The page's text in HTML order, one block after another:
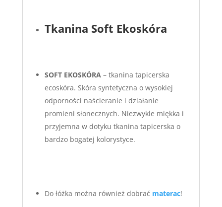
Tkanina Soft Ekoskóra
SOFT EKOSKÓRA– tkanina tapicerska
ecoskóra. Skóra syntetyczna o wysokiej
odporności naścieranie i działanie
promieni słonecznych. Niezwykle miękka i
przyjemna w dotyku tkanina tapicerska o
bardzo bogatej kolorystyce.
Do łóżka można również dobrać materac!